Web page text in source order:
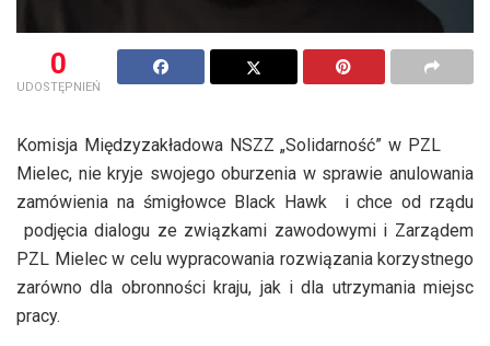
0
UDOSTĘPNIEŃ
Komisja Międzyzakładowa NSZZ „Solidarność” w PZL
Mielec, nie kryje swojego oburzenia w sprawie anulowania
zamówienia na śmigłowce Black Hawk i chce od rządu
podjęcia dialogu ze związkami zawodowymi i Zarządem
PZL Mielec w celu wypracowania rozwiązania korzystnego
zarówno dla obronności kraju, jak i dla utrzymania miejsc
pracy.